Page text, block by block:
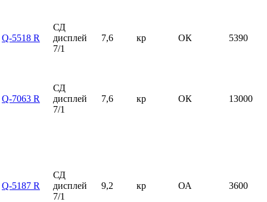
Q-5518 R
СД
дисплей
7/1
7,6 кр ОК 5390
Q-7063 R
СД
дисплей
7/1
7,6 кр ОК 13000
Q-5187 R
СД
дисплей
7/1
9,2 кр ОА 3600